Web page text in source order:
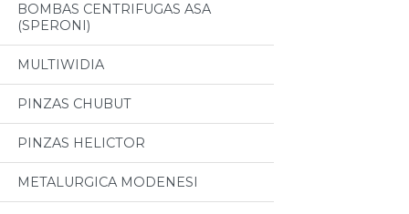
BOMBAS CENTRIFUGAS ASA
(SPERONI)
MULTIWIDIA
PINZAS CHUBUT
PINZAS HELICTOR
METALURGICA MODENESI